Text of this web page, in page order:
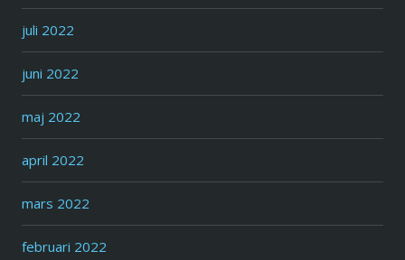
juli 2022
juni 2022
maj 2022
april 2022
mars 2022
februari 2022